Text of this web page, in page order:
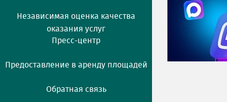
Независимая оценка качества
оказания услуг
Пресс-центр
Предоставление в аренду площадей
Обратная связь